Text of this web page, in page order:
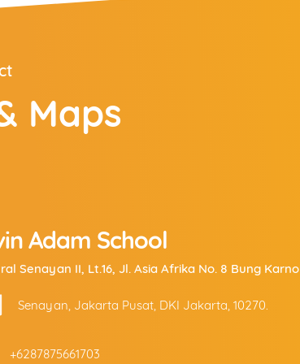
Maps
Adam School
Senayan II, Lt.16, Jl. Asia Afrika No. 8 Bung Karno
Senayan, Jakarta Pusat, DKI Jakarta, 10270.
+6287875661703